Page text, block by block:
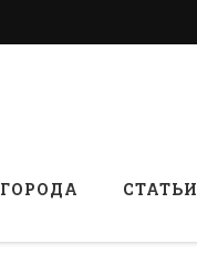
ГОРОДА СТАТЬИ